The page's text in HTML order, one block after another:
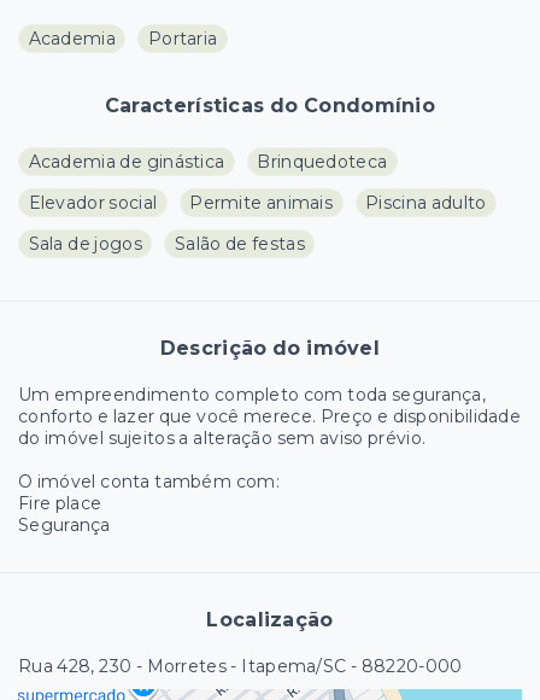
Academia Portaria
Características do Condomínio
Academia de ginástica
Brinquedoteca
Elevador social
Permite animais
Piscina adulto
Sala de jogos
Salão de festas
Descrição do imóvel
Um empreendimento completo com toda segurança,
conforto e lazer que você merece. Preço e disponibilidade
do imóvel sujeitos a alteração sem aviso prévio.
O imóvel conta também com:
Fire place
Segurança
Localização
Rua 428, 230 - Morretes - Itapema/SC - 88220-000